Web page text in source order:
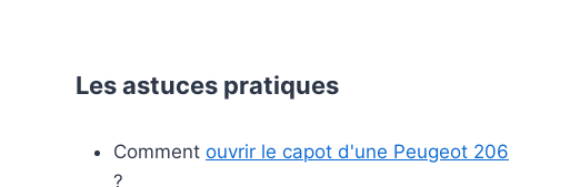
Les astuces pratiques
Comment ouvrir le capot d'une Peugeot 206
?